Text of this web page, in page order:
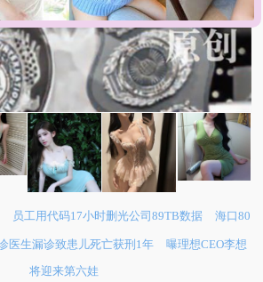
员工用代码17小时删光公司89TB数据 海口80
医生漏诊致患儿死亡获刑1年
曝理想CEO李想
将迎来第六娃